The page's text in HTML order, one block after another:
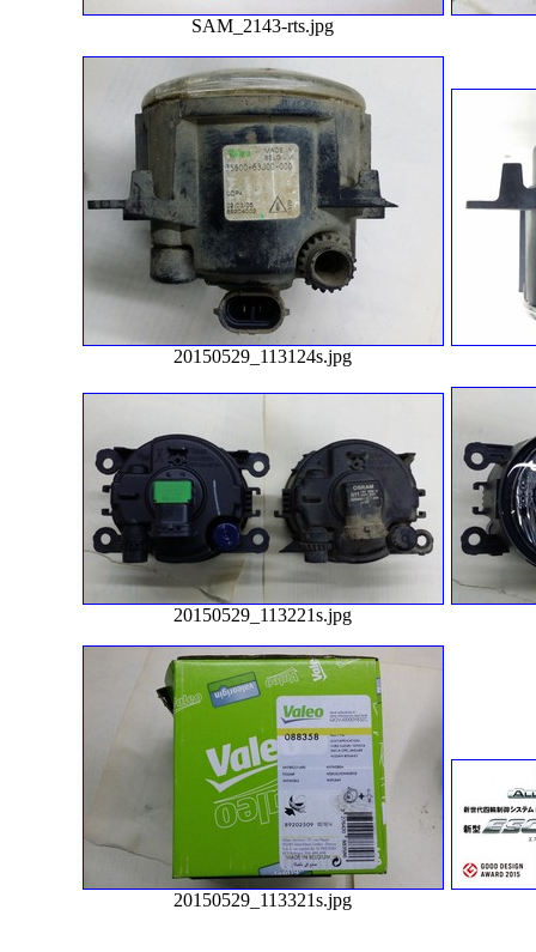
SAM_2143-rts.jpg
20150529_113124s.jpg
20150529_113221s.jpg
20150529_113321s.jpg